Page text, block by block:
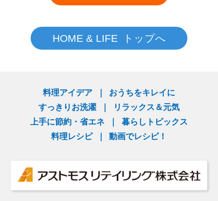
HOME & LIFE トップへ
料理アイデア
おうちをキレイに
すっきりお洗濯
リラックス＆元気
上手に節約・省エネ
暮らしトピックス
料理レシピ
動画でレシピ！